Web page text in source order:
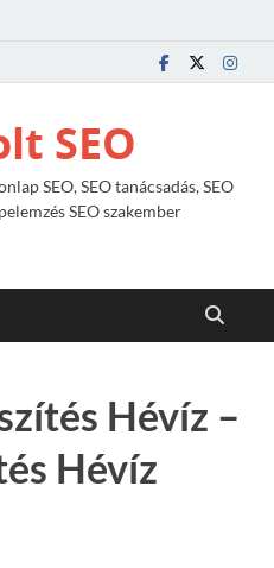
SEO
SEO, SEO tanácsadás, SEO
SEO szakember
Hévíz –
Hévíz